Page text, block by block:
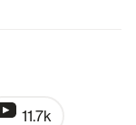
11.7k